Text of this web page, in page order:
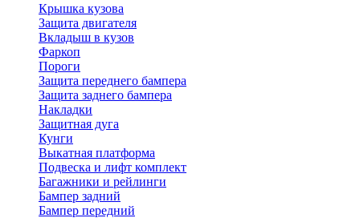
Крышка кузова
Защита двигателя
Вкладыш в кузов
Фаркоп
Пороги
Защита переднего бампера
Защита заднего бампера
Накладки
Защитная дуга
Кунги
Выкатная платформа
Подвеска и лифт комплект
Багажники и рейлинги
Бампер задний
Бампер передний